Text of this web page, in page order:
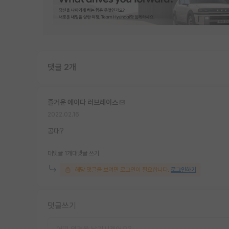
댓글 2개
즐거운 에이다 러브레이스
공대?
대댓글 1개 대댓글 쓰기
해당 댓글을 보려면 로그인이 필요합니다. 로그인하기
댓글쓰기